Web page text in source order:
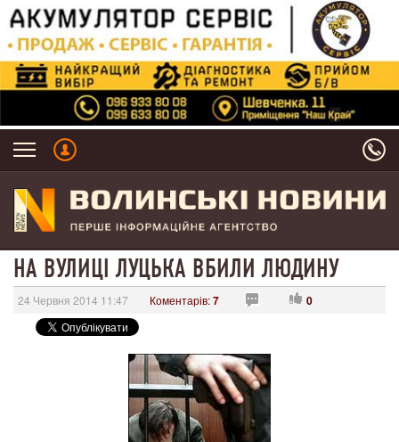
НА ВУЛИЦІ ЛУЦЬКА ВБИЛИ ЛЮДИНУ
24 Червня 2014 11:47 Коментарів:7 0